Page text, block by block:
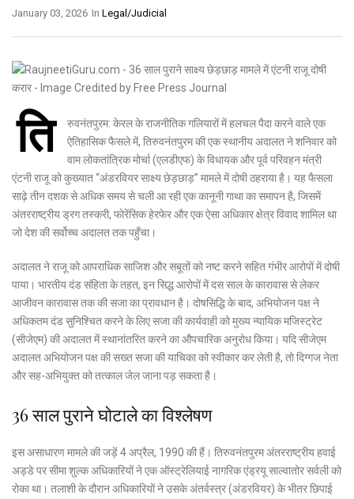
In Legal/Judicial
January 03, 2026
ति
रुवनंतपुरम: केरल के राजनीतिक गलियारों में हलचल पैदा करने वाले एक
ऐतिहासिक फैसले में, तिरुवनंतपुरम की एक स्थानीय अदालत ने शनिवार को
वाम लोकतांत्रिक मोर्चा (एलडीएफ) के विधायक और पूर्व परिवहन मंत्री
एंटनी राजू को कुख्यात “अंडरवियर साक्ष्य छेड़छाड़” मामले में दोषी ठहराया है। यह फैसला
साढ़े तीन दशक से अधिक समय से चली आ रही एक कानूनी गाथा का समापन है, जिसमें
अंतरराष्ट्रीय ड्रग तस्करी, फोरेंसिक हेरफेर और एक ऐसा अधिकार क्षेत्र विवाद शामिल था
जो देश की सर्वोच्च अदालत तक पहुँचा।
अदालत ने राजू को आपराधिक साजिश और सबूतों को नष्ट करने सहित गंभीर आरोपों में दोषी
पाया। भारतीय दंड संहिता के तहत, इन सिद्ध आरोपों में दस साल के कारावास से लेकर
आजीवन कारावास तक की सजा का प्रावधान है। दोषसिद्धि के बाद, अभियोजन पक्ष ने
अधिकतम दंड सुनिश्चित करने के लिए सजा की कार्यवाही को मुख्य न्यायिक मजिस्ट्रेट
(सीजेएम) की अदालत में स्थानांतरित करने का औपचारिक अनुरोध किया। यदि सीजेएम
अदालत अभियोजन पक्ष की सख्त सजा की याचिका को स्वीकार कर लेती है, तो दिग्गज नेता
और सह-अभियुक्त को तत्काल जेल जाना पड़ सकता है।
36 साल पुराने घोटाले का विश्लेषण
इस असाधारण मामले की जड़ें 4 अप्रैल, 1990 की हैं। तिरुवनंतपुरम अंतरराष्ट्रीय हवाई
अड्डे पर सीमा शुल्क अधिकारियों ने एक ऑस्ट्रेलियाई नागरिक एंड्रयू साल्वातोर सर्वली को
रोका था। तलाशी के दौरान अधिकारियों ने उसके अंतर्वस्त्र (अंडरवियर) के भीतर छिपाई